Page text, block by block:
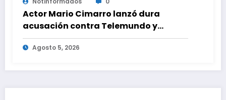
Actor Mario Cimarro lanzó dura
acusación contra Telemundo y
advirtió que lo que hacen en su contra
es ilegal en EEUU
Agosto 5, 2026